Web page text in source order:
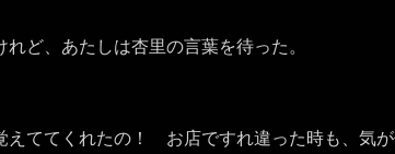
ど、あたしは杏里の言葉を待った。
えててくれたの！ お店ですれ違った時も、気